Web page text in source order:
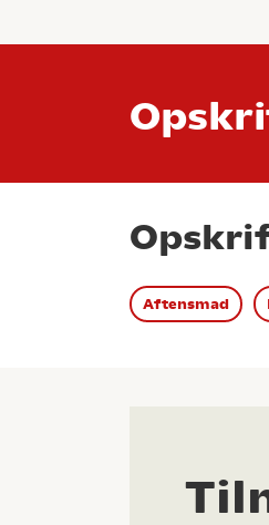
Aftensmad